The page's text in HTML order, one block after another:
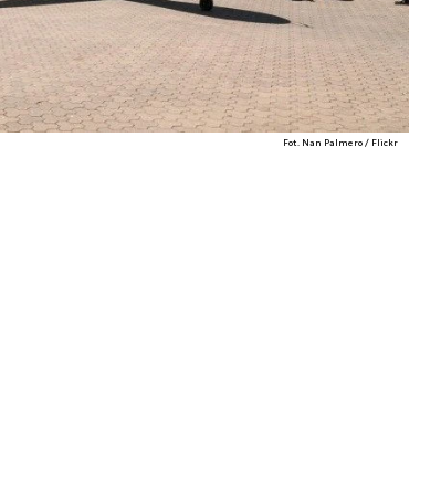
Fot. Nan Palmero / Flickr